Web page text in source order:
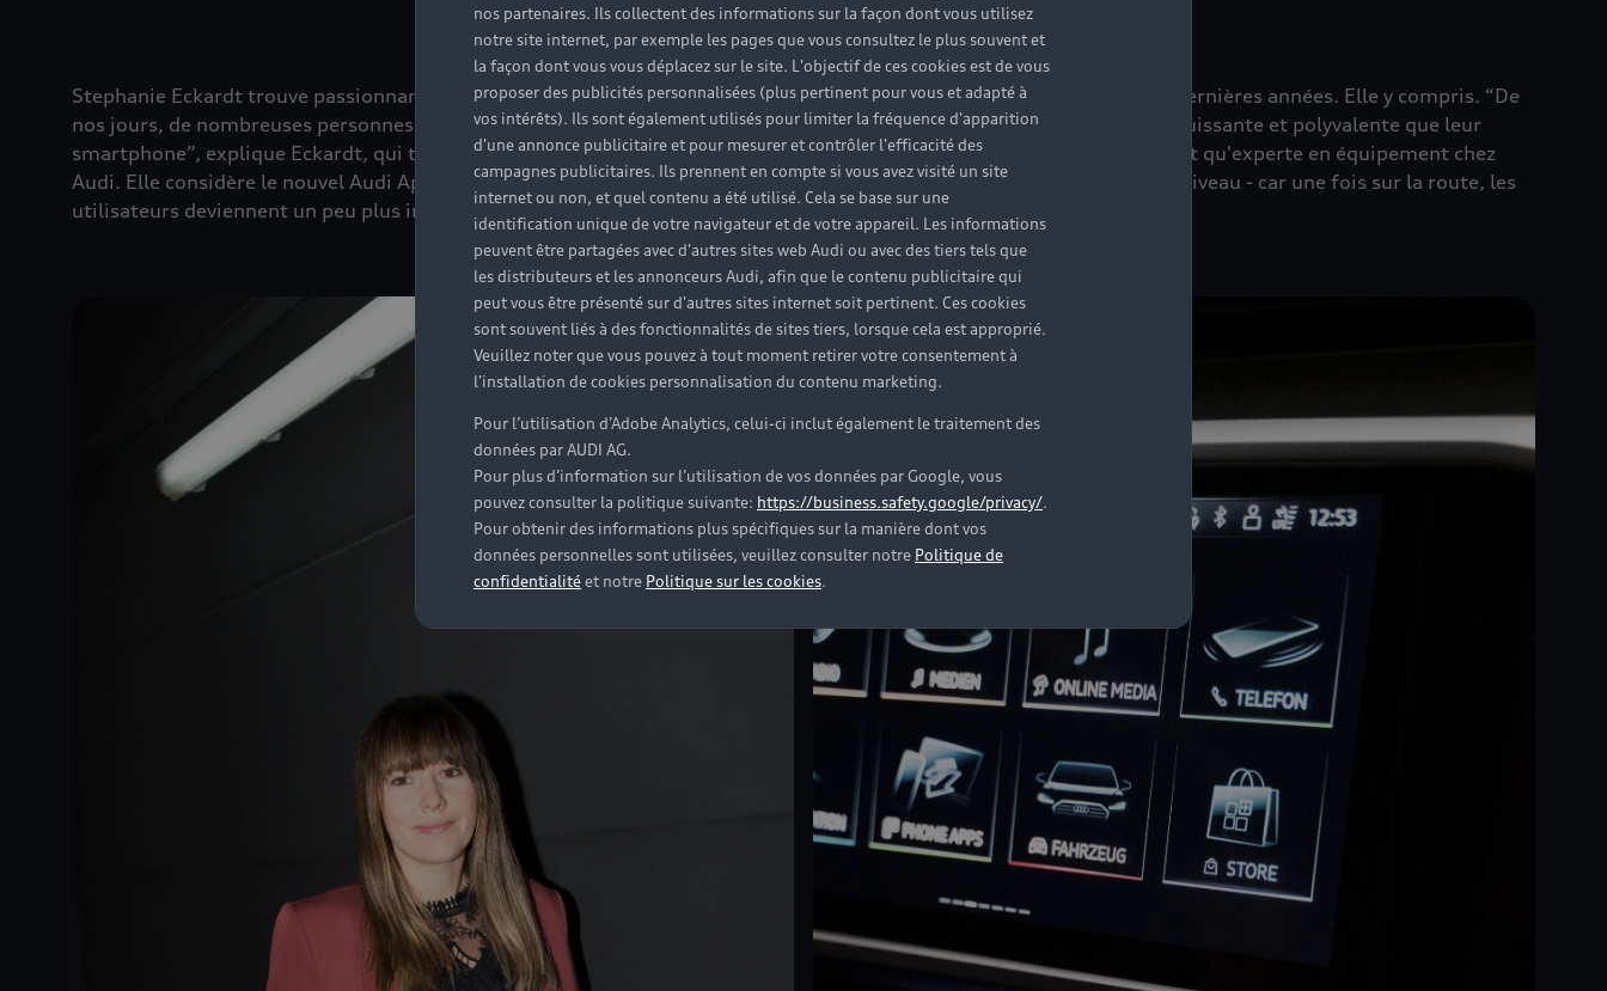
Stephanie Eckardt trouve passionnant de voir comment les attentes des clients vis-à-vis de leur voiture ont évolué ces dernières années. Elle y compris. “De
nos jours, de nombreuses personnes veulent que leur voiture fasse partie de leur monde numérique, qu’elle soit aussi puissante et polyvalente que leur
smartphone”, explique Eckardt, qui travaille depuis plus de dix ans sur le développement numérique des voitures en tant qu'experte en équipement chez
Audi. Elle considère le nouvel Audi Application Store¹ comme la prochaine étape et le voit comme une véritable mise à niveau - car une fois sur la route, les
utilisateurs deviennent un peu plus indépendants de leurs smartphones.
nos partenaires. Ils collectent des informations sur la façon dont vous utilisez
notre site internet, par exemple les pages que vous consultez le plus souvent et
la façon dont vous vous déplacez sur le site. L'objectif de ces cookies est de vous
proposer des publicités personnalisées (plus pertinent pour vous et adapté à
vos intérêts). Ils sont également utilisés pour limiter la fréquence d'apparition
d'une annonce publicitaire et pour mesurer et contrôler l'efficacité des
campagnes publicitaires. Ils prennent en compte si vous avez visité un site
internet ou non, et quel contenu a été utilisé. Cela se base sur une
identification unique de votre navigateur et de votre appareil. Les informations
peuvent être partagées avec d'autres sites web Audi ou avec des tiers tels que
les distributeurs et les annonceurs Audi, afin que le contenu publicitaire qui
peut vous être présenté sur d'autres sites internet soit pertinent. Ces cookies
sont souvent liés à des fonctionnalités de sites tiers, lorsque cela est approprié.
Veuillez noter que vous pouvez à tout moment retirer votre consentement à
l'installation de cookies personnalisation du contenu marketing.
Pour l’utilisation d’Adobe Analytics, celui-ci inclut également le traitement des
données par AUDI AG.
Pour plus d’information sur l’utilisation de vos données par Google, vous
pouvez consulter la politique suivante: https://business.safety.google/privacy/.
Pour obtenir des informations plus spécifiques sur la manière dont vos
données personnelles sont utilisées, veuillez consulter notre Politique de
confidentialitéet notre Politique sur les cookies.